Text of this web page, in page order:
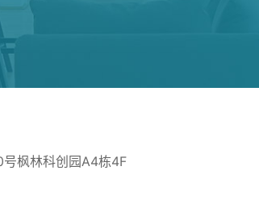
枫林科创园A4栋4F